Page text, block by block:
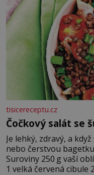
tisicereceptu.cz
Čočkový salát se
Je lehký, zdravý, a
nebo čerstvou
Suroviny 250 g vaší oblíbené čočky 150 g cherry rajčátek
1 velká červená cibule